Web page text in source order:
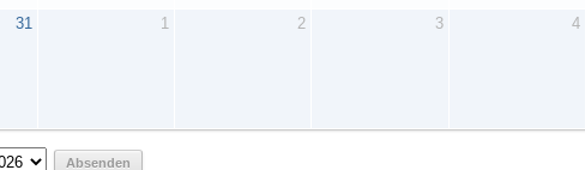
31 1 2 3 4
Absenden